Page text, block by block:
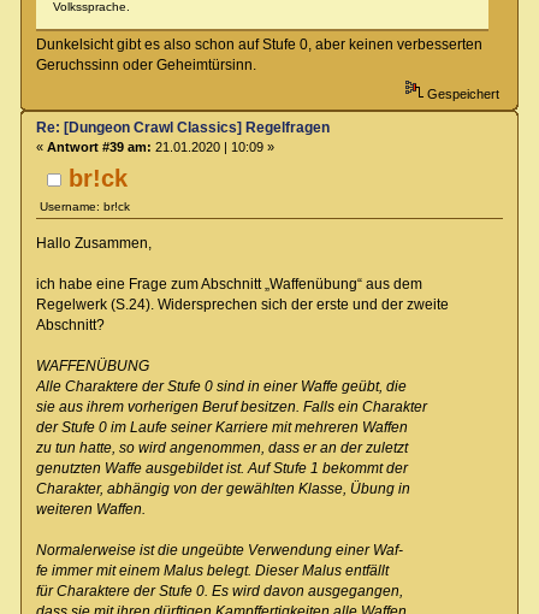
Volkssprache.
Dunkelsicht gibt es also schon auf Stufe 0, aber keinen verbesserten
Geruchssinn oder Geheimtürsinn.
Gespeichert
br!ck
Username: br!ck
Re: [Dungeon Crawl Classics] Regelfragen
« Antwort #39 am: 21.01.2020 | 10:09 »
Hallo Zusammen,
ich habe eine Frage zum Abschnitt „Waffenübung“ aus dem
Regelwerk (S.24). Widersprechen sich der erste und der zweite
Abschnitt?
WAFFENÜBUNG
Alle Charaktere der Stufe 0 sind in einer Waffe geübt, die
sie aus ihrem vorherigen Beruf besitzen. Falls ein Charakter
der Stufe 0 im Laufe seiner Karriere mit mehreren Waffen
zu tun hatte, so wird angenommen, dass er an der zuletzt
genutzten Waffe ausgebildet ist. Auf Stufe 1 bekommt der
Charakter, abhängig von der gewählten Klasse, Übung in
weiteren Waffen.
Normalerweise ist die ungeübte Verwendung einer Waf-
fe immer mit einem Malus belegt. Dieser Malus entfällt
für Charaktere der Stufe 0. Es wird davon ausgegangen,